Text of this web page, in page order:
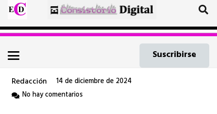
Suscribirse
Redacción
14 de diciembre de 2024
No hay comentarios